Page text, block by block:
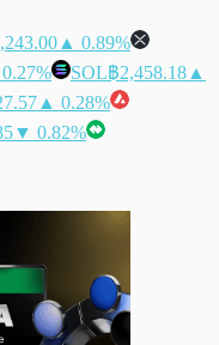
▲ 0.89%
SOL฿2,458.18 ▲
▲ 0.28%
▼ 0.82%